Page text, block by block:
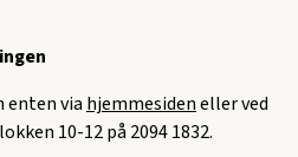
enten via hjemmesideneller ved
10-12 på 2094 1832.